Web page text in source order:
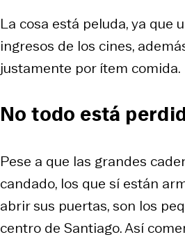
La cosa está peluda, ya que
ingresos de los cines,
justamente por ítem comida.
No todo está
Pese a que las grandes
candado, los que sí están
abrir sus puertas, son los
centro de Santiago. Así